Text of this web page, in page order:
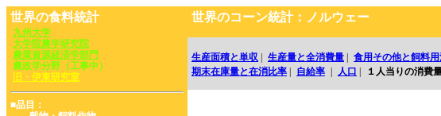
世界の食料統計
九州大学
大学院農学研究院
農業資源経済学部門
農政学分野（工事中）
旧・伊東研究室
■品目：
世界のコーン統計：ノルウェー
生産面積と単収 生産量と全消費量 食用その他と飼料
期末在庫量と在消比率
自給率 人口 １人当りの消費